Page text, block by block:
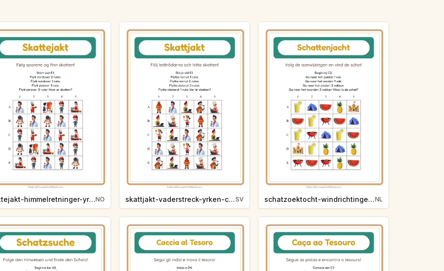
skattejakt-himmelretninger-yrker-ab12NO skattjakt-vaderstreck-yrken-c680SV schatzoektocht-windrichtingen-zomer-52cdNL